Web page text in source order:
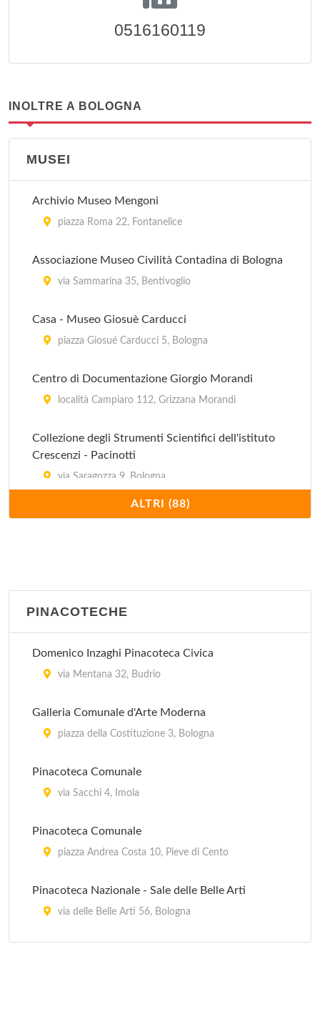
0516160119
INOLTRE A BOLOGNA
MUSEI
Archivio Museo Mengoni
piazza Roma 22, Fontanelice
Associazione Museo Civilità Contadina di Bologna
via Sammarina 35, Bentivoglio
Casa - Museo Giosuè Carducci
piazza Giosué Carducci 5, Bologna
Centro di Documentazione Giorgio Morandi
località Campiaro 112, Grizzana Morandi
Collezione degli Strumenti Scientifici dell'istituto
Crescenzi - Pacinotti
via Saragozza 9, Bologna
Donazione Putti
via Pupilli 1, Bologna
via Riva di Reno 57, Bologna
via Zamboni 33, Bologna
Via Irnerio 42, Bologna
ALTRI (88)
PINACOTECHE
Domenico Inzaghi Pinacoteca Civica
via Mentana 32, Budrio
Galleria Comunale d'Arte Moderna
piazza della Costituzione 3, Bologna
Pinacoteca Comunale
via Sacchi 4, Imola
Pinacoteca Comunale
piazza Andrea Costa 10, Pieve di Cento
Pinacoteca Nazionale - Sale delle Belle Arti
via delle Belle Arti 56, Bologna